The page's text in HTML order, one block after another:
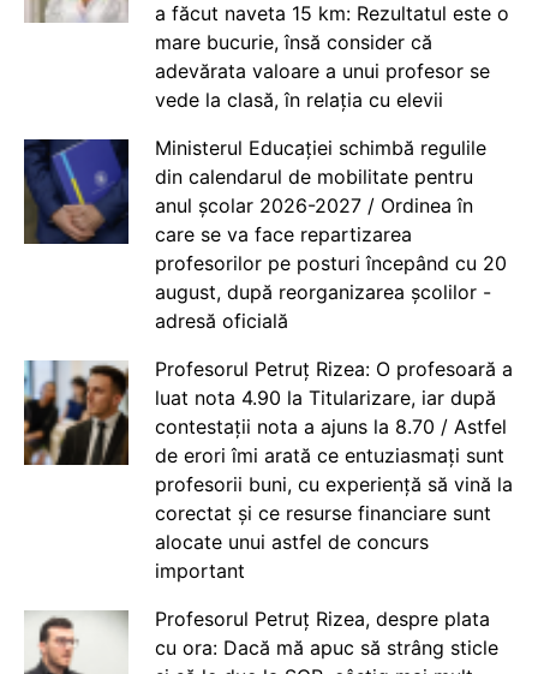
a făcut naveta 15 km: Rezultatul este o
mare bucurie, însă consider că
adevărata valoare a unui profesor se
vede la clasă, în relația cu elevii
Ministerul Educației schimbă regulile
din calendarul de mobilitate pentru
anul școlar 2026-2027 / Ordinea în
care se va face repartizarea
profesorilor pe posturi începând cu 20
august, după reorganizarea școlilor -
adresă oficială
Profesorul Petruț Rizea: O profesoară a
luat nota 4.90 la Titularizare, iar după
contestații nota a ajuns la 8.70 / Astfel
de erori îmi arată ce entuziasmați sunt
profesorii buni, cu experiență să vină la
corectat și ce resurse financiare sunt
alocate unui astfel de concurs
important
Profesorul Petruț Rizea, despre plata
cu ora: Dacă mă apuc să strâng sticle